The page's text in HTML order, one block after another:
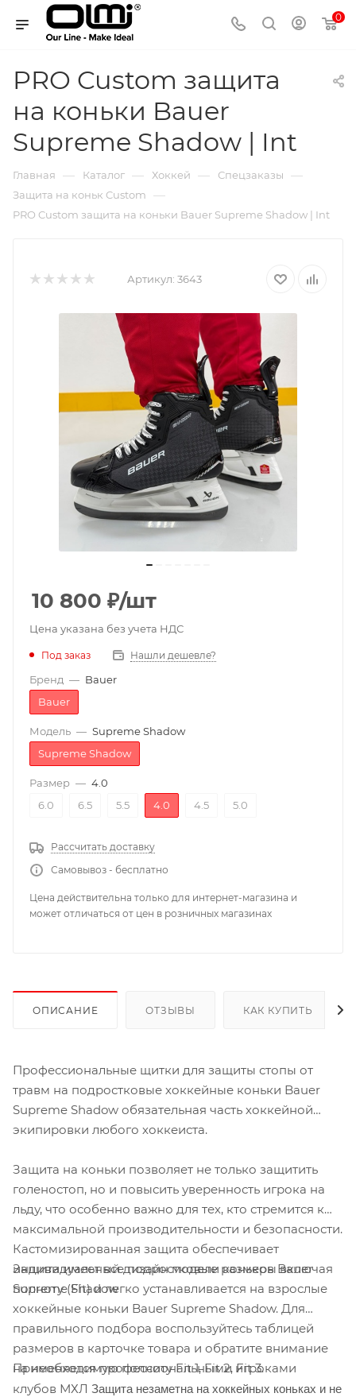
0
PRO Custom защита
на коньки Bauer
Supreme Shadow | Int
Главная — Каталог — Хоккей — Спецзаказы —
Защита на коньк Custom —
PRO Custom защита на коньки Bauer Supreme Shadow | Int
Артикул: 3643
10 800 ₽/шт
Цена указана без учета НДС
Под заказ Нашли дешевле?
Бренд — Bauer
Bauer
Модель — Supreme Shadow
Supreme Shadow
Размер — 4.0
6.0
6.5 5.5 4.0 4.5 5.0
Рассчитать доставку
Самовывоз - бесплатно
Цена действительна только для интернет-магазина и
может отличаться от цен в розничных магазинах
ОПИСАНИЕ ОТЗЫВЫ КАК КУПИТЬ
Профессиональные щитки для защиты стопы от
травм на подростковые хоккейные коньки Bauer
Supreme Shadow обязательная часть хоккейной
экипировки любого хоккеиста.
Защита на коньки позволяет не только защитить
голеностоп, но и повысить уверенность игрока на
льду, что особенно важно для тех, кто стремится к
максимальной производительности и безопасности.
Кастомизированная защита обеспечивает
индивидуальный дизайн модели коньков Bauer
Supreme Shadow
Защита имеет все подростковые размеры включая
полноту (Fit) и легко устанавливается на взрослые
хоккейные коньки Bauer Supreme Shadow. Для
правильного подбора воспользуйтесь таблицей
размеров в карточке товара и обратите внимание
на необходимую полноту Fit 1, Fit 2, Fit 3.
Применяется профессиональными игроками
клубов МХЛ Защита незаметна на хоккейных коньках и не